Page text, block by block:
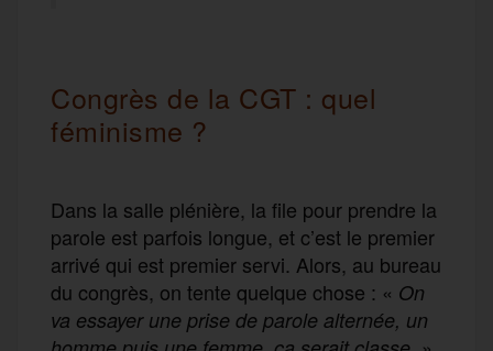
Congrès de la CGT : quel
féminisme ?
Dans la salle plénière, la file pour prendre la
parole est parfois longue, et c’est le premier
arrivé qui est premier servi. Alors, au bureau
du congrès, on tente quelque chose : « On
va essayer une prise de parole alternée, un